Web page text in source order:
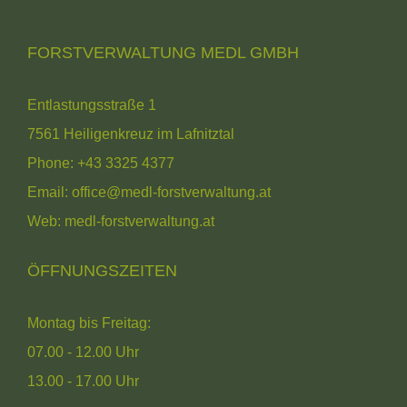
FORSTVERWALTUNG MEDL GMBH
Entlastungsstraße 1
7561 Heiligenkreuz im Lafnitztal
Phone: +43 3325 4377
Email: office@medl-forstverwaltung.at
Web: medl-forstverwaltung.at
ÖFFNUNGSZEITEN
Montag bis Freitag:
07.00 - 12.00 Uhr
13.00 - 17.00 Uhr